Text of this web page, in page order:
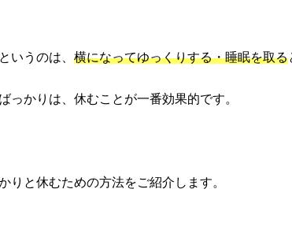
いうのは、 横になってゆっくりする・睡眠を取る
っかりは、休むことが一番効果的です。
りと休むための方法をご紹介します。